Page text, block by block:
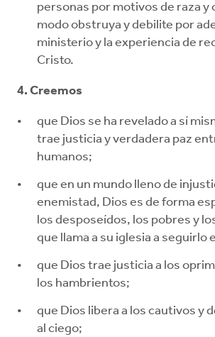
personas por motivos de raza y
modo obstruya y debilite por
ministerio y la experiencia de
Cristo.
4. Creemos
que Dios se ha revelado a sí
trae justicia y verdadera paz
humanos;
que en un mundo lleno de
enemistad, Dios es de forma
los desposeídos, los pobres y
que llama a su iglesia a seguirlo
que Dios trae justicia a los
los hambrientos;
que Dios libera a los cautivos y
al ciego;